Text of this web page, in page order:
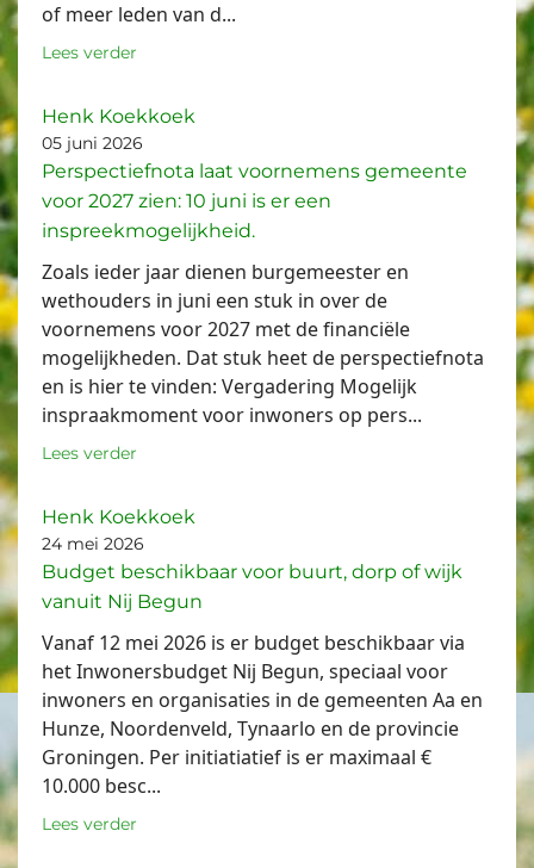
of meer leden van d...
Lees verder
Henk Koekkoek
05 juni 2026
Perspectiefnota laat voornemens gemeente
voor 2027 zien: 10 juni is er een
inspreekmogelijkheid.
Zoals ieder jaar dienen burgemeester en
wethouders in juni een stuk in over de
voornemens voor 2027 met de financiële
mogelijkheden. Dat stuk heet de perspectiefnota
en is hier te vinden: Vergadering Mogelijk
inspraakmoment voor inwoners op pers...
Lees verder
Henk Koekkoek
24 mei 2026
Budget beschikbaar voor buurt, dorp of wijk
vanuit Nij Begun
Vanaf 12 mei 2026 is er budget beschikbaar via
het Inwonersbudget Nij Begun, speciaal voor
inwoners en organisaties in de gemeenten Aa en
Hunze, Noordenveld, Tynaarlo en de provincie
Groningen. Per initiatiatief is er maximaal €
10.000 besc...
Lees verder